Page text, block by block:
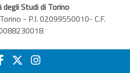
degli Studi di Torino
- P.I. 02099550010- C.F.